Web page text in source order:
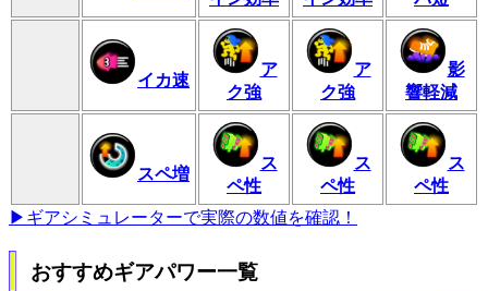
イカ速
ア
ク強
ア
ク強
影
響軽減
スペ増
ス
ペ性
ス
ペ性
ス
ペ性
▶ギアシミュレーターで実際の数値を確認！
おすすめギアパワー一覧